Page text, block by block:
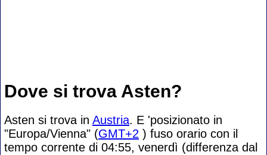
Dove si trova Asten?
Asten si trova in Austria. E 'posizionato in
"Europa/Vienna" (GMT+2 ) fuso orario con il
tempo corrente di 04:55, venerdì (differenza dal